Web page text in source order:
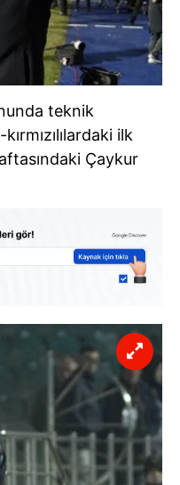
teknik
ilk
Çaykur